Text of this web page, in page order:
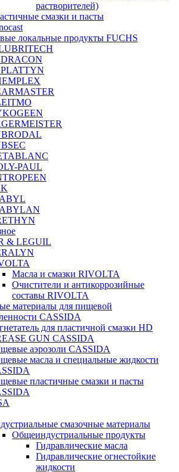
растворителей)
смазки и пасты
локальные продукты FUCHS
PAUL
& LEGUIL
Масла и смазки RIVOLTA
Очистители и антикоррозийные
составы RIVOLTA
материалы для пищевой
CASSIDA
для пластичной смазки HD
GUN CASSIDA
аэрозоли CASSIDA
масла и специальные жидкости
пластичные смазки и пасты
смазочные материалы
Общеиндустриальные продукты
Гидравлические масла
Гидравлические огнестойкие
жидкости